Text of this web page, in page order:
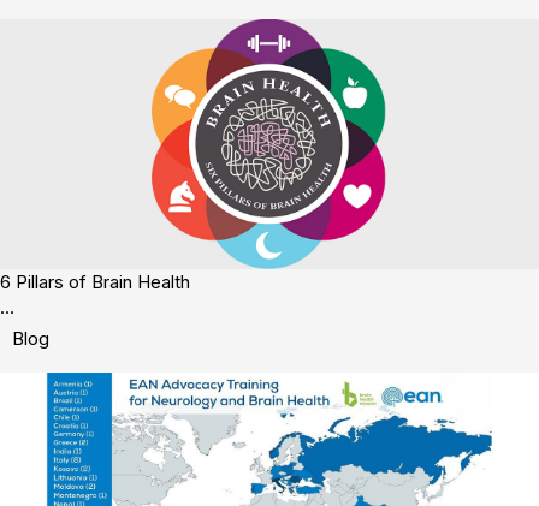
6 Pillars of Brain Health
...
Blog